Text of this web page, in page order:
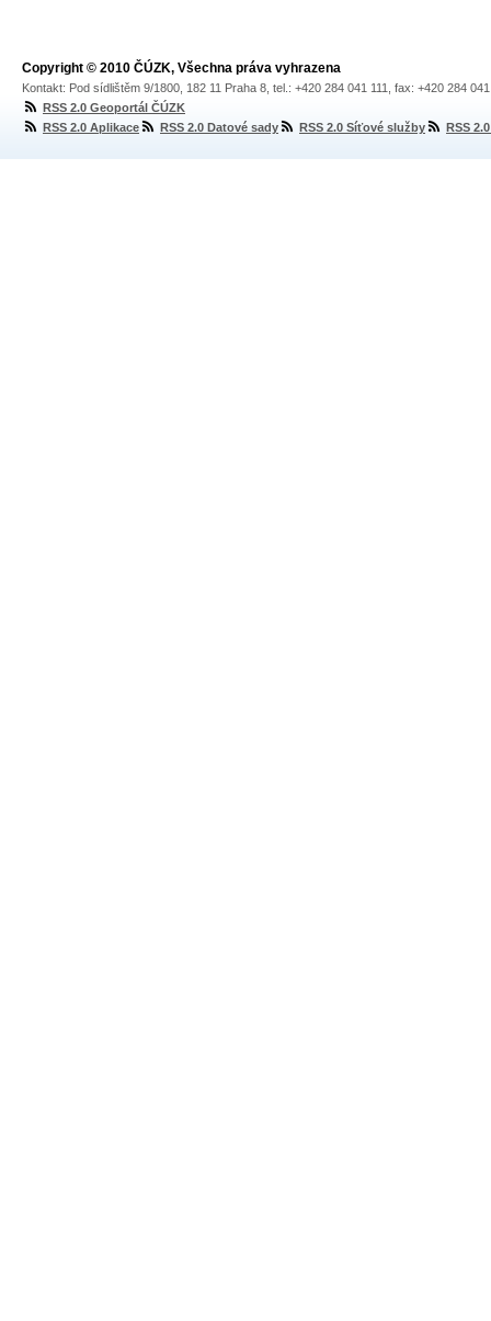
Copyright © 2010 ČÚZK, Všechna práva vyhrazena
Kontakt: Pod sídlištěm 9/1800, 182 11 Praha 8, tel.: +420 284 041 111, fax: +420 284
RSS 2.0 Geoportál ČÚZK
RSS 2.0 Aplikace
RSS 2.0 Datové sady RSS 2.0 Síťové služby RSS